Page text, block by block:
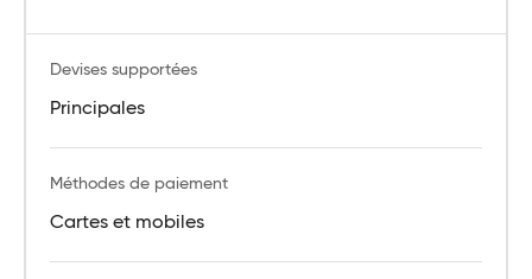
Devises supportées
Principales
Méthodes de paiement
Cartes et mobiles